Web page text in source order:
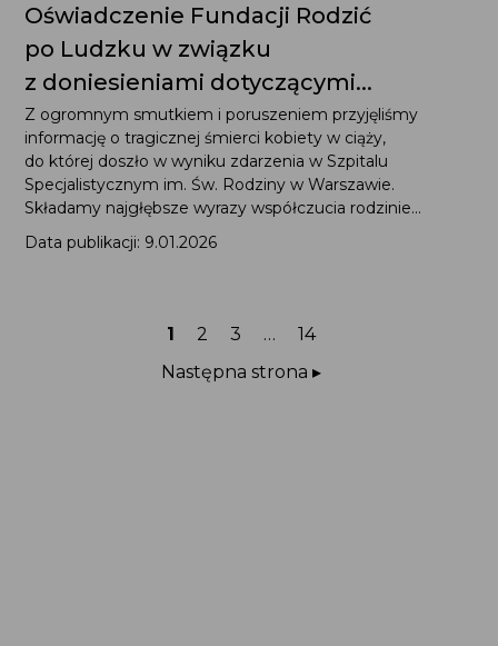
Oświadczenie Fundacji Rodzić
po Ludzku w związku
z doniesieniami dotyczącymi...
Z ogromnym smutkiem i poruszeniem przyjęliśmy
informację o tragicznej śmierci kobiety w ciąży,
do której doszło w wyniku zdarzenia w Szpitalu
Specjalistycznym im. Św. Rodziny w Warszawie.
Składamy najgłębsze wyrazy współczucia rodzinie...
Data publikacji: 9.01.2026
Strona
1 Strona
2 Strona
3 … Strona
14
Następna strona ▸